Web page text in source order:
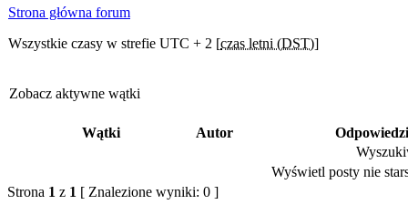
Strona główna forum
Wszystkie czasy w strefie UTC + 2 [czas letni (DST)]
Zobacz aktywne wątki
Wątki Autor
Wyświetl posty nie
Strona 1 z 1 [ Znalezione wyniki: 0 ]